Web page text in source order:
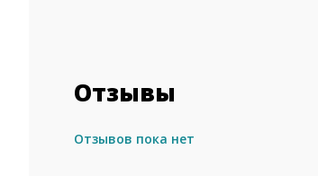
Отзывы
Отзывов пока нет